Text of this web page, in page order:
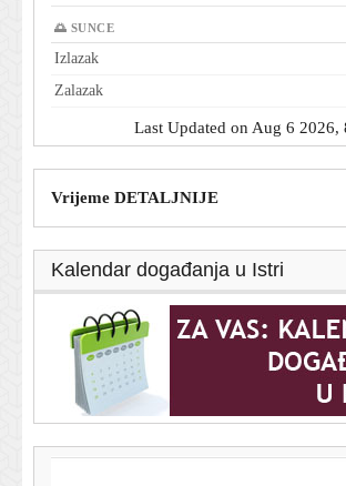
🌅 SUNCE
Izlazak
Zalazak
Last Updated on Aug 6 2026,
Vrijeme DETALJNIJE
Kalendar događanja u Istri